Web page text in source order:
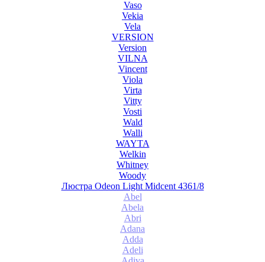
Vaso
Vekia
Vela
VERSION
Version
VILNA
Vincent
Viola
Virta
Vitty
Vosti
Wald
Walli
WAYTA
Welkin
Whitney
Woody
Люстра Odeon Light Midcent 4361/8
Abel
Abela
Abri
Adana
Adda
Adeli